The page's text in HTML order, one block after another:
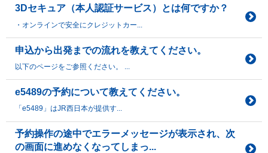
3Dセキュア（本人認証サービス）とは何ですか？
・オンラインで安全にクレジットカー...
申込から出発までの流れを教えてください。
以下のページをご参照ください。 ...
e5489の予約について教えてください。
「e5489」はJR西日本が提供す...
予約操作の途中でエラーメッセージが表示され、次
の画面に進めなくなってしまっ...